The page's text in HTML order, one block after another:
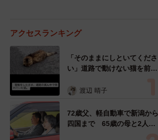
アクセスランキング
「そのままにしといてくださ
い」道路で動けない猫を前に
ようとした4日間 「命の重
表の訴え
渡辺 晴子
72歳父、軽自動車で新潟から
四国まで 65歳の母と2人で